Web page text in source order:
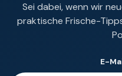
Sei dabei, wenn wir
praktische Frische-
E-